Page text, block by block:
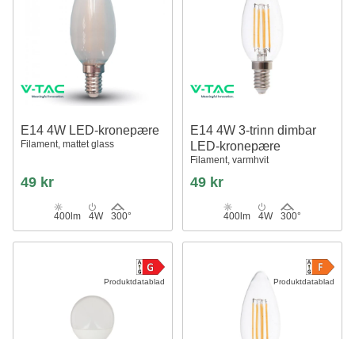
E14 4W LED-kronepære
Filament, mattet glass
49 kr
400lm 4W 300°
E14 4W 3-trinn dimbar
LED-kronepære
Filament, varmhvit
49 kr
400lm 4W 300°
Produktdatablad Produktdatablad